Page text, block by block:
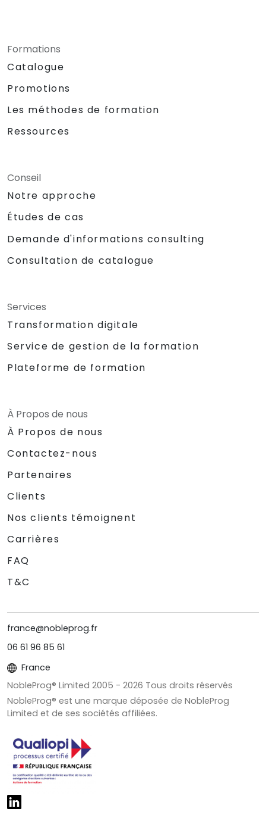
Formations
Catalogue
Promotions
Les méthodes de formation
Ressources
Conseil
Notre approche
Études de cas
Demande d'informations consulting
Consultation de catalogue
Services
Transformation digitale
Service de gestion de la formation
Plateforme de formation
À Propos de nous
À Propos de nous
Contactez-nous
Partenaires
Clients
Nos clients témoignent
Carrières
FAQ
T&C
france@nobleprog.fr
06 61 96 85 61
France
NobleProg® Limited 2005 - 2026 Tous droits réservés
NobleProg® est une marque déposée de NobleProg
Limited et de ses sociétés affiliées.